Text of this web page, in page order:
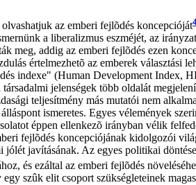
olvashatjuk az emberi fejlõdés koncepcióját
a liberalizmus eszméjét, az
meg, addig az emberi fejlõdés ezen
értelmezhetõ az emberek választási
indexe" (Human Development Index,
jelenségek több oldalát
teljesítmény más mutatói nem
ismeretes. Egyes vélemények
éppen ellenkezõ irányban vélik
fejlõdés koncepciójának kidolgozói
jólét javításának. Az egyes politikai
és ezáltal az emberi fejlõdés
szûk elit csoport szükségleteinek